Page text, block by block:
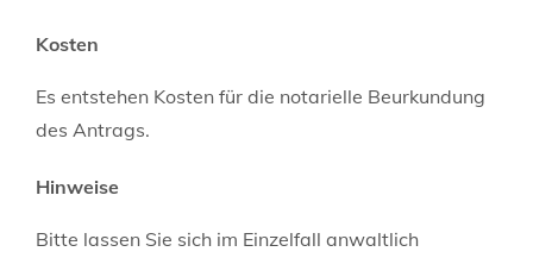
Kosten
Es entstehen Kosten für die notarielle Beurkundung
des Antrags.
Hinweise
Bitte lassen Sie sich im Einzelfall anwaltlich